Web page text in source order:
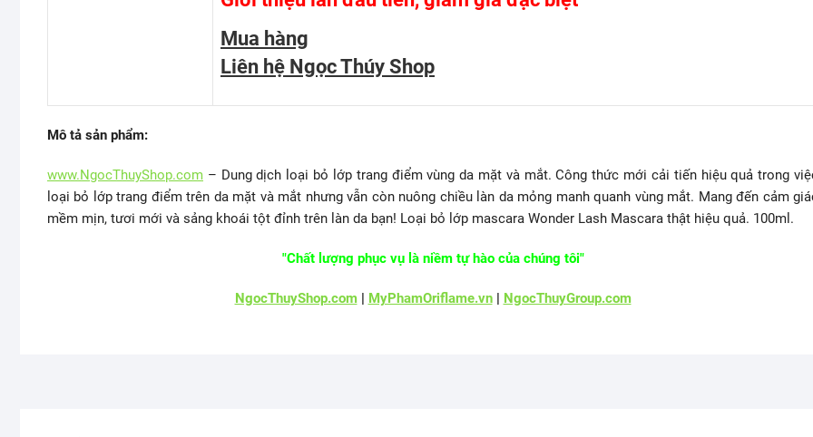
Mua hàng
Liên hệ Ngọc Thúy Shop
Mô tả sản phẩm:
www.NgocThuyShop.com – Dung dịch loại bỏ lớp trang điểm vùng da mặt và mắt. Công thức mới cải tiến hiệu quả trong
loại bỏ lớp trang điểm trên da mặt và mắt nhưng vẫn còn nuông chiều làn da mỏng manh quanh vùng mắt. Mang đến cảm
mềm mịn, tươi mới và sảng khoái tột đỉnh trên làn da bạn! Loại bỏ lớp mascara Wonder Lash Mascara thật hiệu quả. 100ml.
"Chất lượng phục vụ là niềm tự hào của chúng tôi"
NgocThuyShop.com| MyPhamOriflame.vn| NgocThuyGroup.com